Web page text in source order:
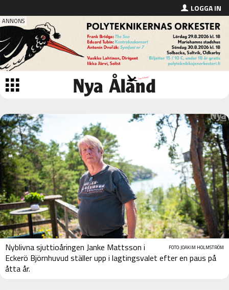
LOGGA IN
FOTO: JOAKIM HOLMSTRÖM
Nyblivna sjuttioåringen Janke Mattsson i
Eckerö Björnhuvud ställer upp i lagtingsvalet efter en paus på
åtta år.